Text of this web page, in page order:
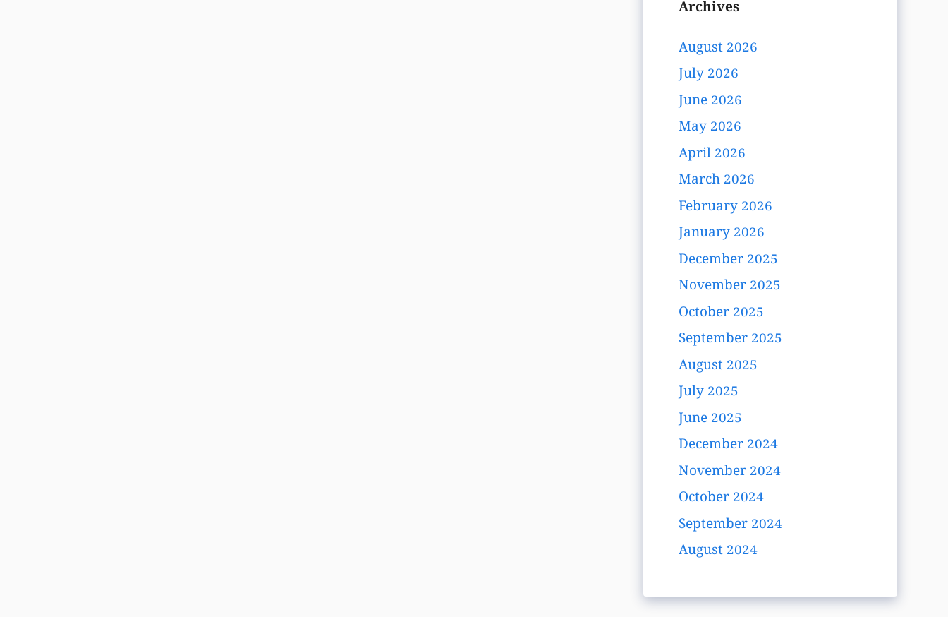
Archives
August 2026
July 2026
June 2026
May 2026
April 2026
March 2026
February 2026
January 2026
December 2025
November 2025
October 2025
September 2025
August 2025
July 2025
June 2025
December 2024
November 2024
October 2024
September 2024
August 2024